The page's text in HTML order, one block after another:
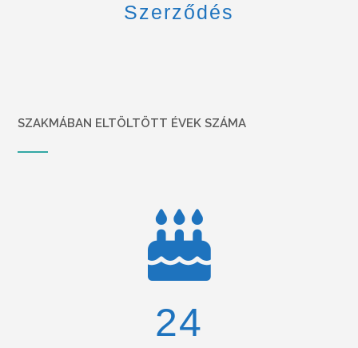
Szerződés
SZAKMÁBAN ELTÖLTÖTT ÉVEK SZÁMA
26